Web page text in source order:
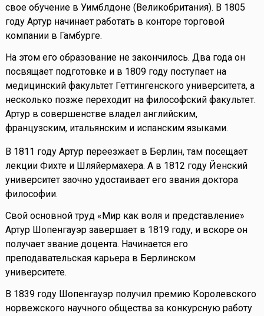
свое обучение в Уимблдоне (Великобритания). В 1805
году Артур начинает работать в конторе торговой
компании в Гамбурге.
На этом его образование не закончилось. Два года он
посвящает подготовке и в 1809 году поступает на
медицинский факультет Геттингенского университета, а
несколько позже переходит на философский факультет.
Артур в совершенстве владел английским,
французским, итальянским и испанским языками.
В 1811 году Артур переезжает в Берлин, там посещает
лекции Фихте и Шляйермахера. А в 1812 году Йенский
университет заочно удостаивает его звания доктора
философии.
Свой основной труд «Мир как воля и представление»
Артур Шопенгауэр завершает в 1819 году, и вскоре он
получает звание доцента. Начинается его
преподавательская карьера в Берлинском
университете.
В 1839 году Шопенгауэр получил премию Королевского
норвежского научного общества за конкурсную работу